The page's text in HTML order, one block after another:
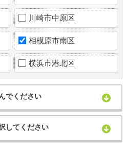
川崎市中原区
相模原市南区
横浜市港北区
でください
してください